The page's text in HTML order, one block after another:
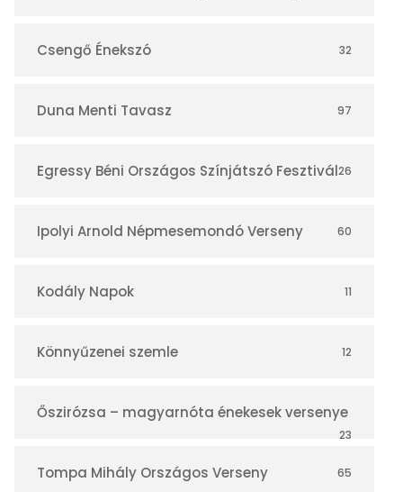
á
r
Csengő Énekszó 32
Duna Menti Tavasz 97
Egressy Béni Országos Színjátszó Fesztivál26
Ipolyi Arnold Népmesemondó Verseny 60
Kodály Napok 11
Könnyűzenei szemle 12
Őszirózsa – magyarnóta énekesek versenye
23
Tompa Mihály Országos Verseny 65